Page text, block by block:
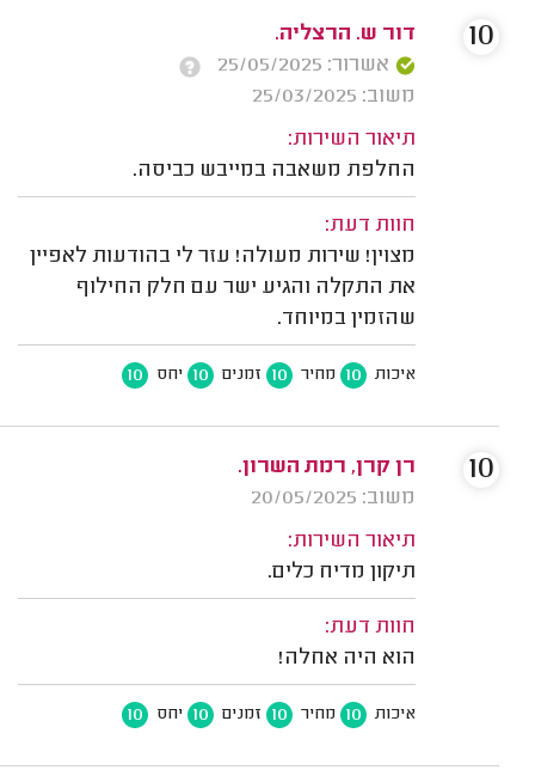
דור ש. הרצליה.
אשרור: 25/05/2025
משוב: 25/03/2025
תיאור השירות:
החלפת משאבה במייבש כביסה.
חוות דעת:
מצוין! שירות מעולה! עזר לי בהודעות לאפיין
את התקלה והגיע ישר עם חלק החילוף
שהזמין במיוחד.
איכות 10 מחיר 10 זמנים 10 יחס 10
10
רן קרן, רמת השרון.
משוב: 20/05/2025
תיאור השירות:
תיקון מדיח כלים.
חוות דעת:
הוא היה אחלה!
איכות 10 מחיר 10 זמנים 10 יחס 10
10